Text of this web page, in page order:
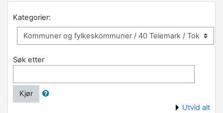
Kategorier:
Søk etter
Kjør
Utvid alt